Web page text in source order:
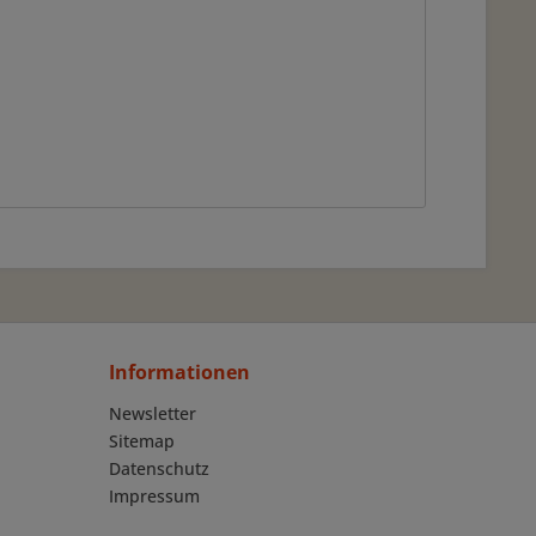
Informationen
Newsletter
Sitemap
Datenschutz
Impressum